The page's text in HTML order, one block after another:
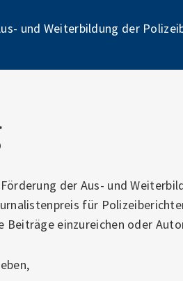
und Weiterbildung der
der Aus- und
für
Beiträge einzureichen oder